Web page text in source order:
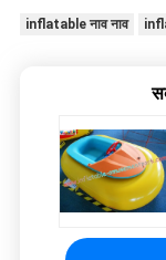
inflatable नाव नाव